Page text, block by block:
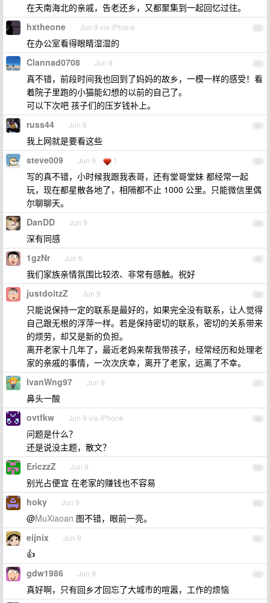
在天南海北的亲戚，告老还乡，又都聚集到一起回忆过往。
50
hxtheone Jun 9 via iPhone
在办公室看得眼睛湿湿的
51
Clannad0708 Jun 9
真不错，前段时间我也回到了妈妈的故乡，一模一样的感受！看
着院子里跑的小猫能幻想的以前的自己了。
可以下次吧 孩子们的压岁钱补上。
52
russ44 Jun 9
我上网就是要看这些
53
steve009 Jun 9 1
写的真不错，小时候我跟我表哥，还有堂哥堂妹 都经常一起
玩，现在都星散各地了，相隔都不止 1000 公里。只能微信里偶
尔聊聊天。
54
DanDD Jun 9
深有同感
55
1gzNr Jun 9
我们家族亲情氛围比较浓、非常有感触。祝好
56
justdoitzZ Jun 9
只能说保持一定的联系是最好的，如果完全没有联系，让人觉得
自己跟无根的浮萍一样。若是保持密切的联系，密切的关系带来
的烦劳，却又是新的负担。
离开老家十几年了，最近老妈来帮我带孩子，经常经历和处理老
家的亲戚的事情，一次次庆幸，离开了老家，远离了不幸。
57
IvanWng97 Jun 9
鼻头一酸
58
ovtfkw Jun 9 via iPhone
问题是什么？
还是说没主题，散文？
59
EriczzZ Jun 9
别光占便宜 在老家的赚钱也不容易
60
hoky Jun 9
@MuXiaoan 图不错，眼前一亮。
61
eijnix Jun 9
👍
62
gdw1986 Jun 9
真好啊，只有回乡才回忘了大城市的喧嚣，工作的烦恼